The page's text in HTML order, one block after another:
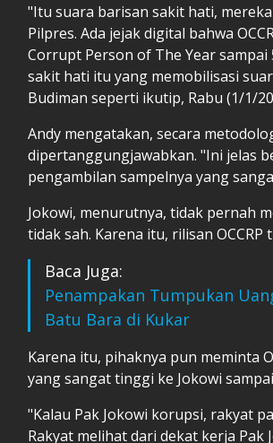
"Itu suara barisan sakit hati,
Pilpres. Ada jejak digital bahwa
Corrupt Person of The Year sampai
sakit hati itu yang memobilisasi
Budiman seperti ikutip, Rabu (1/1/
Andy mengatakan, secara
dipertanggungjawabkan. "Ini jelas
pengambilan sampelnya yang
Jokowi, menurutnya, tidak pernah
tidak sah. Karena itu, rilisan OCCRP
Baca Juga:
Penampakan Tumpukan
Batu Bara di Kukar
Karena itu, pihaknya pun meminta
yang sangat tinggi ke Jokowi
"Kalau Pak Jokowi korupsi, rakyat
Rakyat melihat dari dekat kerja